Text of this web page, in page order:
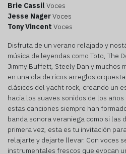
Brie Cassil Voces
Jesse NagerVoces
Tony Vincent Voces
Disfruta de un verano relajado y
música de leyendas como Toto, The
Jimmy Buffett, Steely Dan y muchos
en una ola de ricos arreglos
clásicos del yacht rock, creando un
hacia los suaves sonidos de los años
estas canciones siempre han
banda sonora veraniega como si las
primera vez, esta es tu invitación
relajarte y dejarte llevar. Con voces
instrumentales frescos que evocan